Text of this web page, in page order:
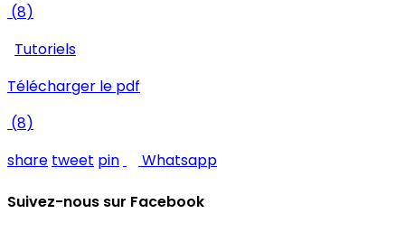
(8)
Tutoriels
Télécharger le pdf
(8)
share tweet pin Whatsapp
Suivez-nous sur Facebook